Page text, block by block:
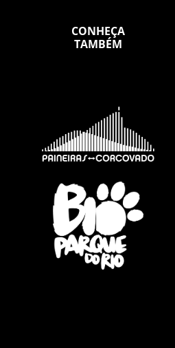
CONHEÇA
TAMBÉM